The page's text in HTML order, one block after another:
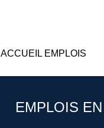
ACCUEIL EMPLOIS
EMPLOIS